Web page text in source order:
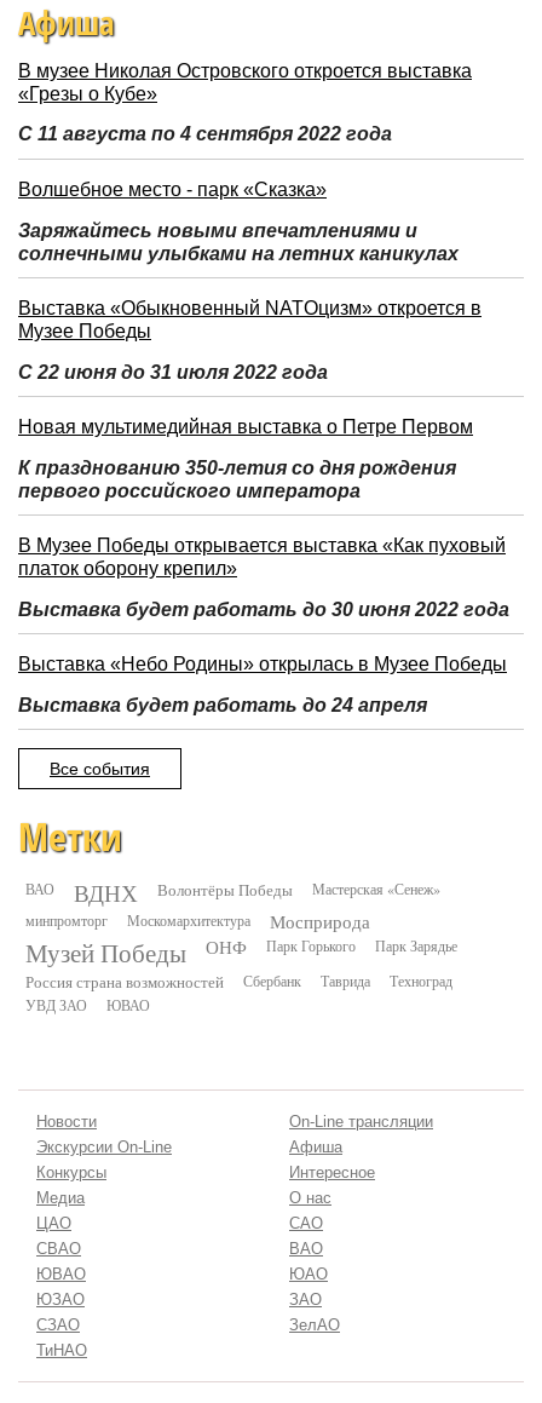
Афиша
В музее Николая Островского откроется выставка
«Грезы о Кубе»
С 11 августа по 4 сентября 2022 года
Волшебное место - парк «Сказка»
Заряжайтесь новыми впечатлениями и
солнечными улыбками на летних каникулах
Выставка «Обыкновенный NATOцизм» откроется в
Музее Победы
С 22 июня до 31 июля 2022 года
Новая мультимедийная выставка о Петре Первом
К празднованию 350-летия со дня рождения
первого российского императора
В Музее Победы открывается выставка «Как пуховый
платок оборону крепил»
Выставка будет работать до 30 июня 2022 года
Выставка «Небо Родины» открылась в Музее Победы
Выставка будет работать до 24 апреля
Все события
Метки
ВАО ВДНХ Волонтёры Победы
Мастерская «Сенеж»
минпромторг
Москомархитектура Мосприрода
Музей Победы ОНФ Парк Горького Парк Зарядье
Россия страна возможностей Сбербанк Таврида
Техноград
УВД ЗАО
ЮВАО
Новости
On-Line трансляции
Экскурсии On-Line
Афиша
Конкурсы
Интересное
Медиа
О нас
ЦАО
САО
СВАО
ВАО
ЮВАО
ЮАО
ЮЗАО
ЗАО
СЗАО
ЗелАО
ТиНАО